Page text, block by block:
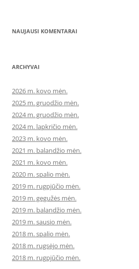
NAUJAUSI KOMENTARAI
ARCHYVAI
2026 m. kovo mėn.
2025 m. gruodžio mėn.
2024 m. gruodžio mėn.
2024 m. lapkričio mėn.
2023 m. kovo mėn.
2021 m. balandžio mėn.
2021 m. kovo mėn.
2020 m. spalio mėn.
2019 m. rugpjūčio mėn.
2019 m. gegužės mėn.
2019 m. balandžio mėn.
2019 m. sausio mėn.
2018 m. spalio mėn.
2018 m. rugsėjo mėn.
2018 m. rugpjūčio mėn.